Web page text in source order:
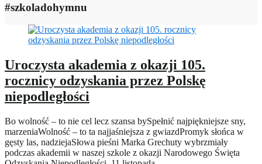
#szkoladohymnu
Uroczysta akademia z okazji 105.
rocznicy odzyskania przez Polskę
niepodległości
Bo wolność – to nie cel lecz szansa bySpełnić najpiękniejsze sny,
marzeniaWolność – to ta najjaśniejsza z gwiazdPromyk słońca w
gęsty las, nadziejaSłowa pieśni Marka Grechuty wybrzmiały
podczas akademii w naszej szkole z okazji Narodowego Święta